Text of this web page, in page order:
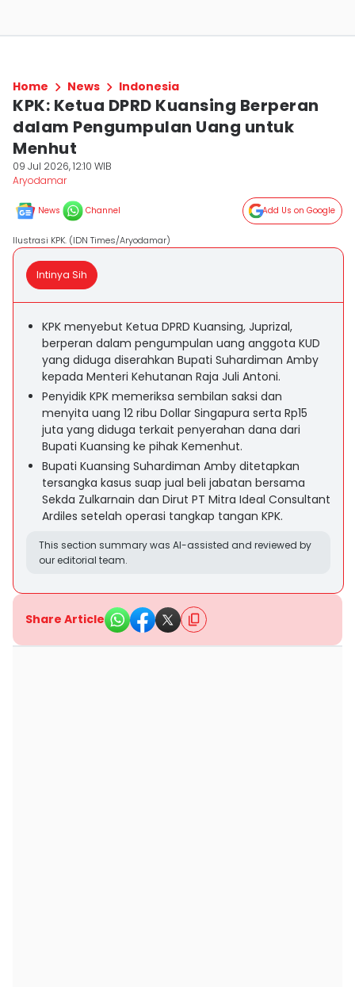
Home News Indonesia
KPK: Ketua DPRD Kuansing Berperan
dalam Pengumpulan Uang untuk
Menhut
09 Jul 2026, 12:10 WIB
Aryodamar
News Channel Add Us on Google
Ilustrasi KPK. (IDN Times/Aryodamar)
Intinya Sih
KPK menyebut Ketua DPRD Kuansing, Juprizal,
berperan dalam pengumpulan uang anggota KUD
yang diduga diserahkan Bupati Suhardiman Amby
kepada Menteri Kehutanan Raja Juli Antoni.
Penyidik KPK memeriksa sembilan saksi dan
menyita uang 12 ribu Dollar Singapura serta Rp15
juta yang diduga terkait penyerahan dana dari
Bupati Kuansing ke pihak Kemenhut.
Bupati Kuansing Suhardiman Amby ditetapkan
tersangka kasus suap jual beli jabatan bersama
Sekda Zulkarnain dan Dirut PT Mitra Ideal Consultant
Ardiles setelah operasi tangkap tangan KPK.
This section summary was AI-assisted and reviewed by
our editorial team.
Share Article